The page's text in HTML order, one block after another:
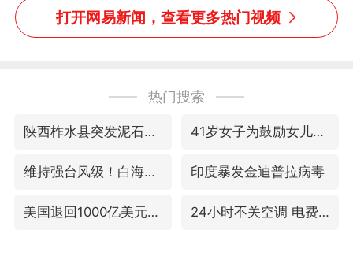
处理
打开网易新闻，查看更多热门视频
热门搜索
陕西柞水县突发泥石流致1死2失联 41岁女子为鼓励女儿考上985研究生
维持强台风级！白海豚直奔华东沿海 印度暴发金迪普拉病毒
美国退回1000亿美元关税 24小时不关空调 电费反而更低？